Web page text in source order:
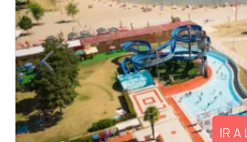
Previous
IR A